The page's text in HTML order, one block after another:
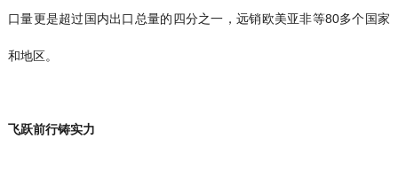
口量更是超过国内出口总量的四分之一，远销欧美亚非等80多个国家
和地区。
飞跃前行铸实力